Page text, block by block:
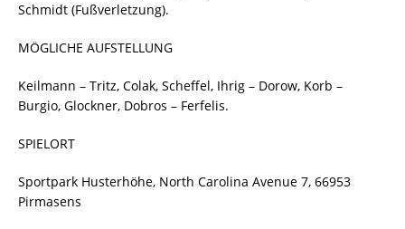
Schmidt (Fußverletzung).
MÖGLICHE AUFSTELLUNG
Keilmann – Tritz, Colak, Scheffel, Ihrig – Dorow, Korb –
Burgio, Glockner, Dobros – Ferfelis.
SPIELORT
Sportpark Husterhöhe, North Carolina Avenue 7, 66953
Pirmasens